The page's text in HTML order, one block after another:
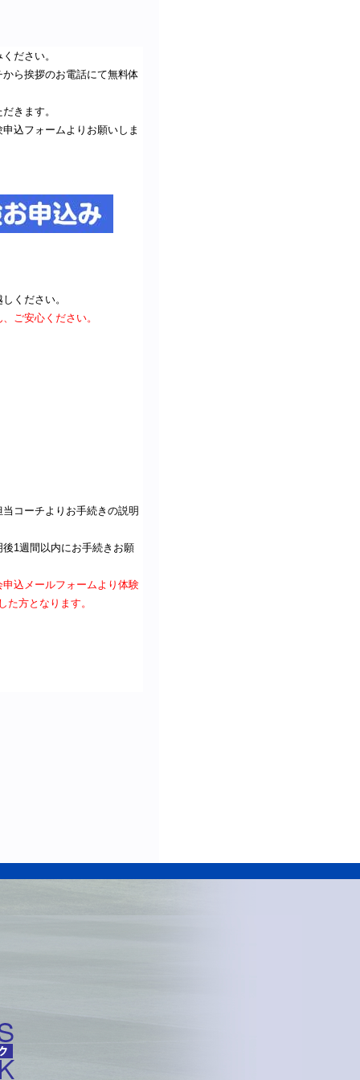
ださい。
ら挨拶のお電話にて無料体
きます。
込フォームよりお願いしま
ください。
ご安心ください。
コーチよりお手続きの説明
1週間以内にお手続きお願
込メールフォームより体験
た方となります。